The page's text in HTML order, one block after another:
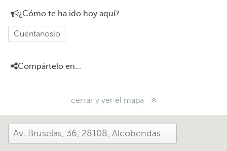
¿Cómo te ha ido hoy aquí?
Cuéntanoslo
Compártelo en...
cerrar y ver el mapa